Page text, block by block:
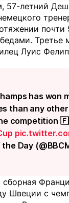
57-летний
почти
Третье
Луис
has won
than any
competition
Day
Швеции с